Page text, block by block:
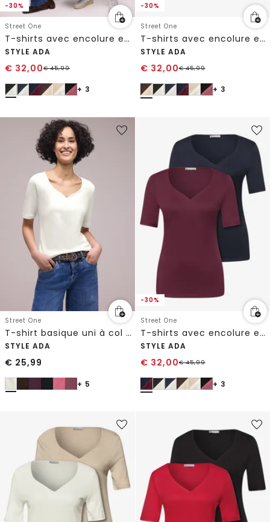
-30%
Street One
T-shirts avec encolure en cœur en pack de 2
STYLE ADA
€ 32,00€45,99
+ 3
-30%
Street One
T-shirts avec encolure en cœur en pack de 2
STYLE ADA
€ 32,00€45,99
+ 3
Street One
T-shirt basique uni à col cœur
STYLE ADA
€ 25,99
+ 5
-30%
Street One
T-shirts avec encolure en cœur en pack de 2
STYLE ADA
€ 32,00€45,99
+ 3